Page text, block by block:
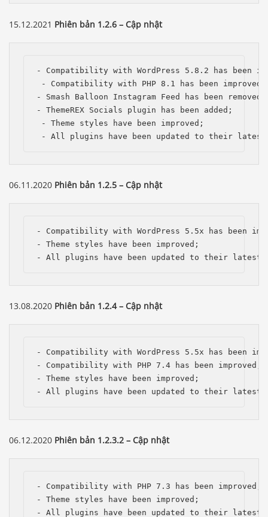
15.12.2021 Phiên bản 1.2.6 – Cập nhật
- Compatibility with WordPress 5.8.2 has been
- Compatibility with PHP 8.1 has been improved;
- Smash Balloon Instagram Feed has been removed;
- ThemeREX Socials plugin has been added;
- Theme styles have been improved;
- All plugins have been updated to their latest
06.11.2020 Phiên bản 1.2.5 – Cập nhật
- Compatibility with WordPress 5.5x has been
- Theme styles have been improved;
- All plugins have been updated to their latest
13.08.2020 Phiên bản 1.2.4 – Cập nhật
- Compatibility with WordPress 5.5x has been
- Compatibility with PHP 7.4 has been improved;
- Theme styles have been improved;
- All plugins have been updated to their latest
06.12.2020 Phiên bản 1.2.3.2 – Cập nhật
- Compatibility with PHP 7.3 has been improved;
- Theme styles have been improved;
- All plugins have been updated to their latest